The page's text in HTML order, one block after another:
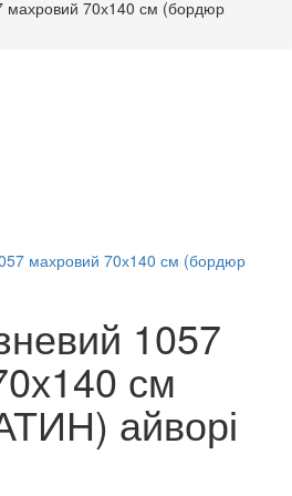
махровий 70х140 см (бордюр
1057
см
айворі